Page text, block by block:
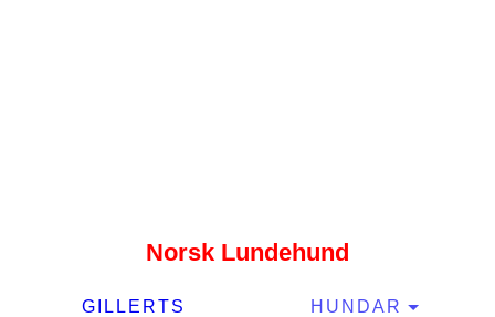
Norsk Lundehund
GILLERTS
HUNDAR